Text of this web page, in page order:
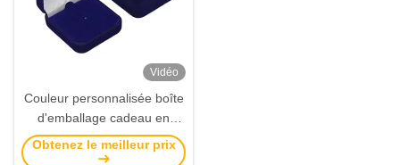
Vidéo
Couleur personnalisée boîte
d'emballage cadeau en
velours écologique en émail
dur
Obtenez le meilleur prix